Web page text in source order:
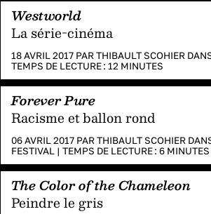
Westworld
La série-cinéma
18 AVRIL 2017 PARTHIBAULT SCOHIER
TEMPS DE LECTURE : 12 MINUTES
Forever Pure
Racisme et ballon rond
06 AVRIL 2017 PARTHIBAULT SCOHIER
FESTIVAL | TEMPS DE LECTURE : 6 MINUTES
The Color of the Chameleon
Peindre le gris